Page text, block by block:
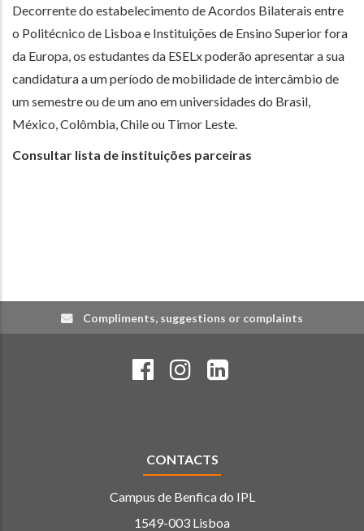
Decorrente do estabelecimento de Acordos Bilaterais entre
o Politécnico de Lisboa e Instituições de Ensino Superior fora
da Europa, os estudantes da ESELx poderão apresentar a sua
candidatura a um período de mobilidade de intercâmbio de
um semestre ou de um ano em universidades do Brasil,
México, Colômbia, Chile ou Timor Leste.
Consultar lista de instituições parceiras
Compliments, suggestions or complaints
CONTACTS
Campus de Benfica do IPL
1549-003 Lisboa